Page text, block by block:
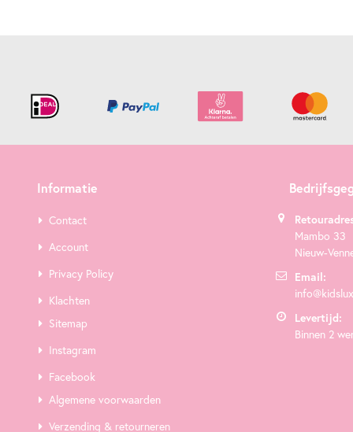
Informatie
Contact
Account
Privacy Policy
Klachten
Sitemap
Instagram
Facebook
Algemene voorwaarden
Verzending & retourneren
Mambo 33
Nieuw-
Email:
Levertijd:
Binnen 2